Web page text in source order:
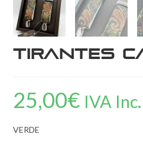
Tirantes
25,00€ IVA Inc.
VERDE